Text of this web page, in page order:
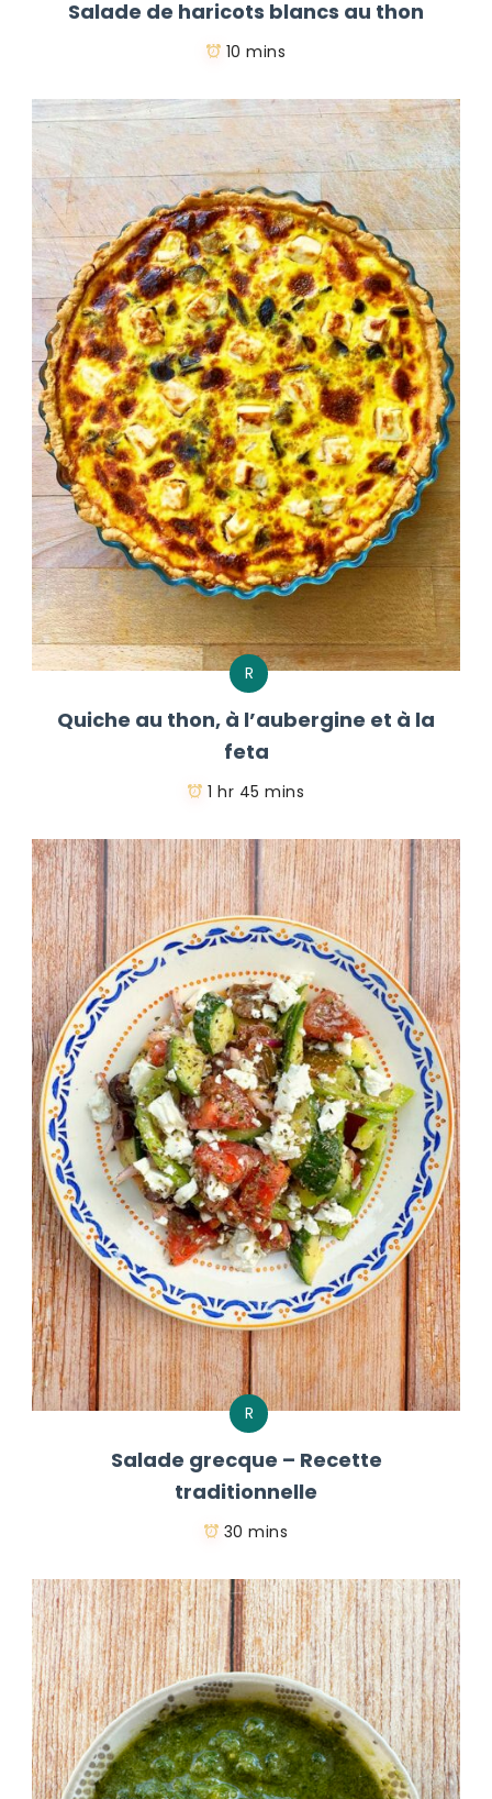
Salade de haricots blancs au thon
10 mins
R
Quiche au thon, à l’aubergine et à la
feta
1 hr 45 mins
R
Salade grecque – Recette
traditionnelle
30 mins